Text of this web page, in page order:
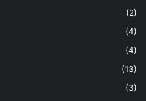
(2)
(4)
(4)
(13)
(3)